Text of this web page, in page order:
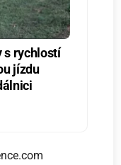
s rychlostí
jízdu